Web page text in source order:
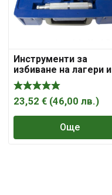
Инструменти за
избиване на лагери и
семеринги
23,52 € (46,00 лв.)
Още